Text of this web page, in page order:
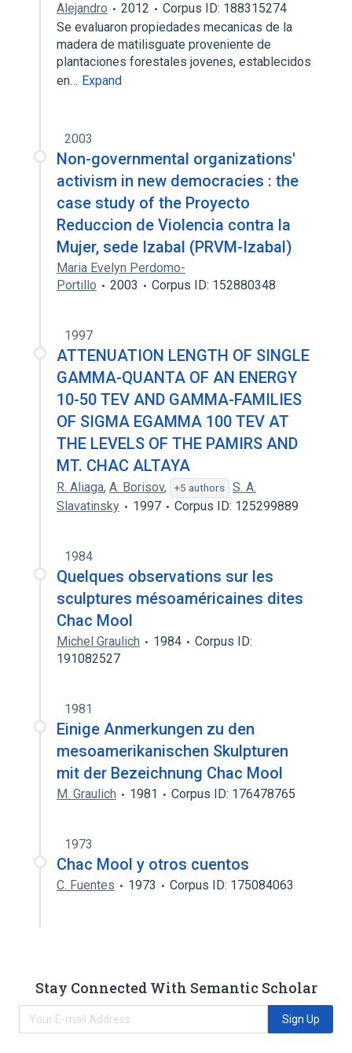
Alejandro
2012
Corpus ID: 188315274
Se evaluaron propiedades mecanicas de la
madera de matilisguate proveniente de
plantaciones forestales jovenes, establecidos
en… Expand
2003
Non-governmental organizations'
activism in new democracies : the
case study of the Proyecto
Reduccion de Violencia contra la
Mujer, sede Izabal (PRVM-Izabal)
Maria Evelyn Perdomo-
Portillo
2003 Corpus ID: 152880348
1997
ATTENUATION LENGTH OF SINGLE
GAMMA-QUANTA OF AN ENERGY
10-50 TEV AND GAMMA-FAMILIES
OF SIGMA EGAMMA 100 TEV AT
THE LEVELS OF THE PAMIRS AND
MT. CHAC ALTAYA
R. Aliaga, A. Borisov, +5 authors
S. A.
Slavatinsky
1997 Corpus ID: 125299889
1984
Quelques observations sur les
sculptures mésoaméricaines dites
Chac Mool
Michel Graulich 1984
Corpus ID:
191082527
1981
Einige Anmerkungen zu den
mesoamerikanischen Skulpturen
mit der Bezeichnung Chac Mool
M. Graulich 1981 Corpus ID: 176478765
1973
Chac Mool y otros cuentos
C. Fuentes 1973 Corpus ID: 175084063
Stay Connected With Semantic Scholar
Sign Up